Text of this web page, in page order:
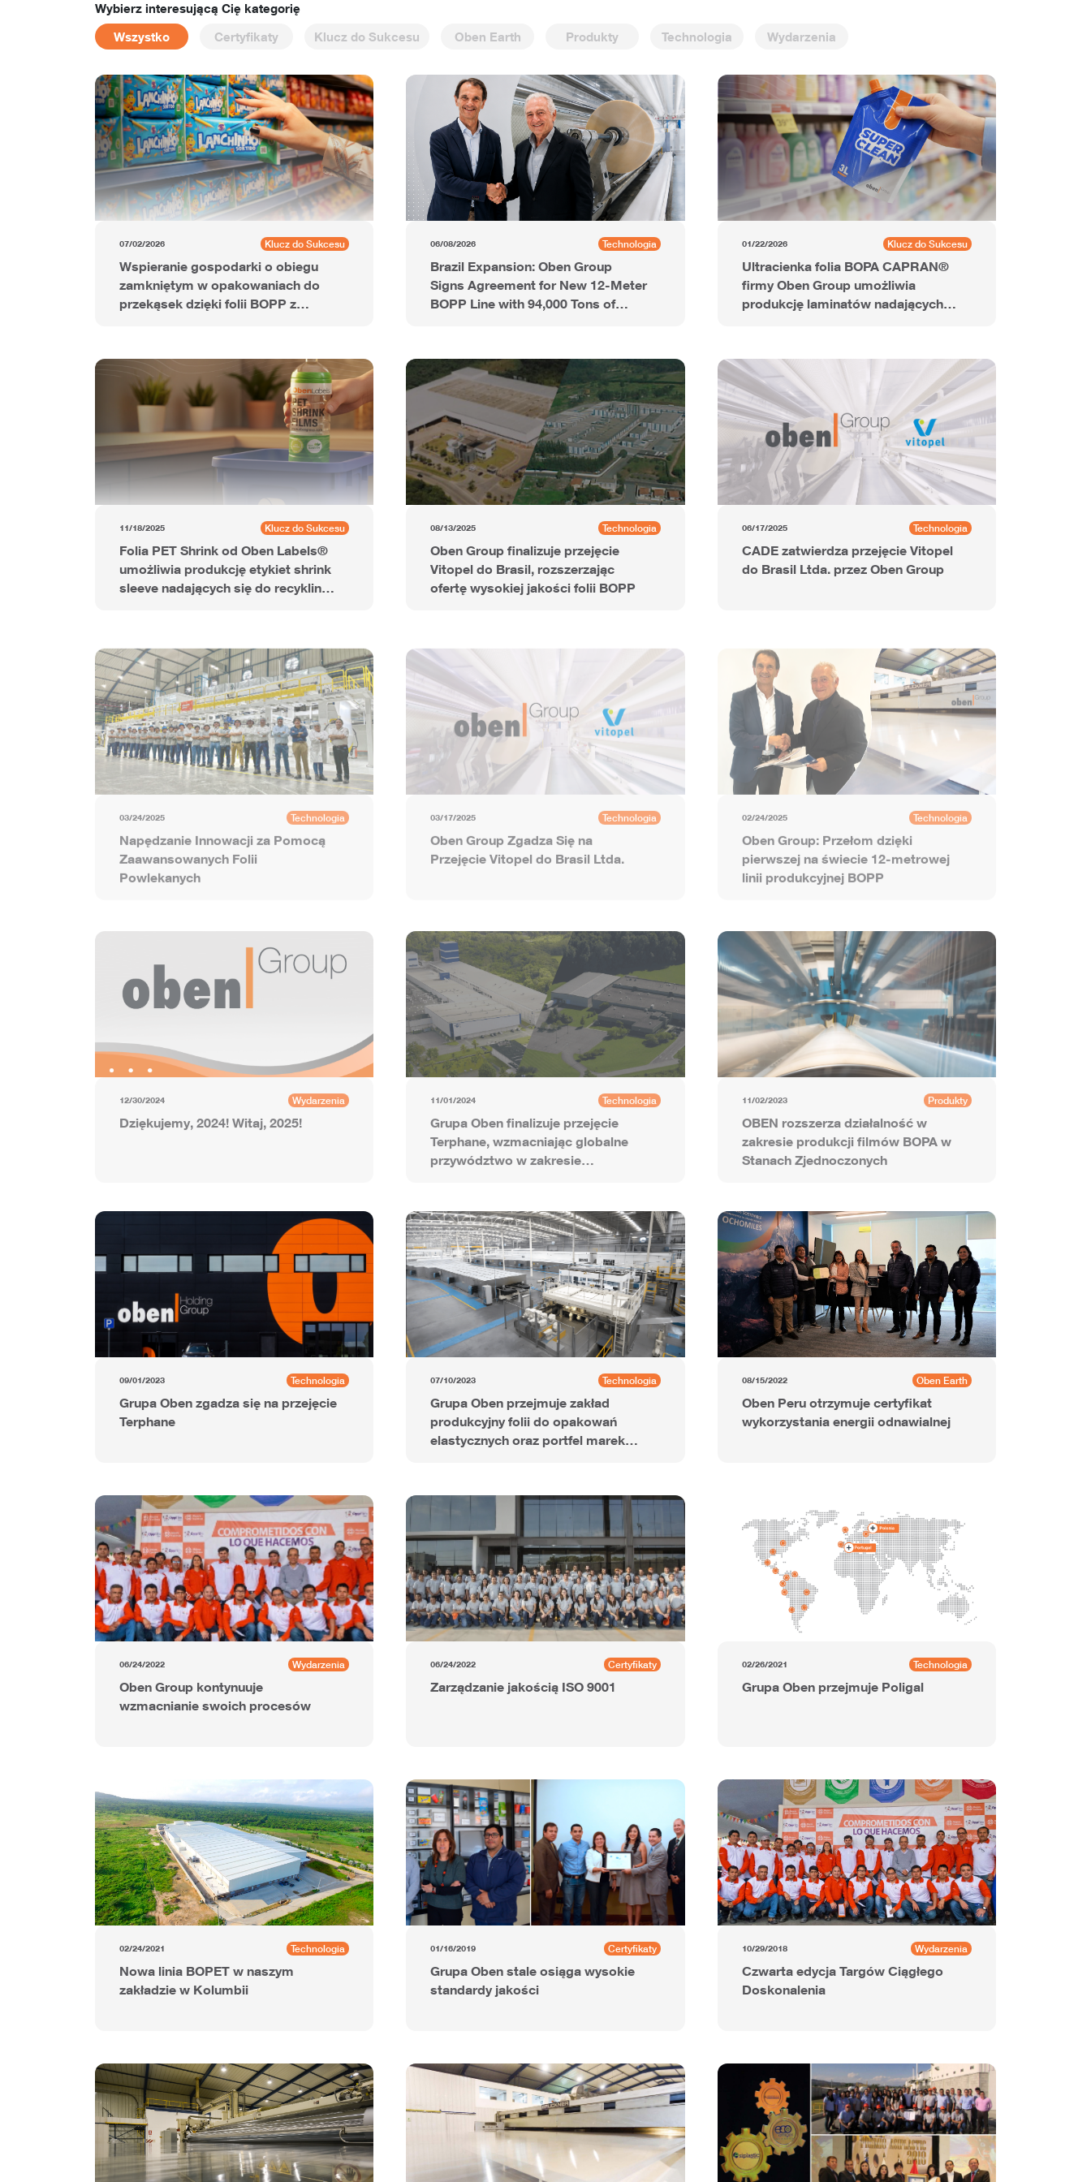
Wybierz interesującą Cię kategorię
Wszystko
Certyfikaty Klucz do Sukcesu Oben Earth Produkty Technologia Wydarzenia
07/02/2026 Klucz do Sukcesu
Wspieranie gospodarki o obiegu
zamkniętym w opakowaniach do
przekąsek dzięki folii BOPP z
06/08/2026 Technologia
Brazil Expansion: Oben Group
Signs Agreement for New 12-Meter
BOPP Line with 94,000 Tons of
01/22/2026 Klucz do Sukcesu
Ultracienka folia BOPA CAPRAN®
firmy Oben Group umożliwia
produkcję laminatów nadających
11/18/2025 Klucz do Sukcesu
Folia PET Shrink od Oben Labels®
umożliwia produkcję etykiet shrink
sleeve nadających się do recyklingu
08/13/2025 Technologia
Oben Group finalizuje przejęcie
Vitopel do Brasil, rozszerzając
ofertę wysokiej jakości folii BOPP
06/17/2025 Technologia
CADE zatwierdza przejęcie Vitopel
do Brasil Ltda. przez Oben Group
Technologia
Napędzanie Innowacji za Pomocą
Zaawansowanych Folii
Powlekanych
Technologia
Oben Group Zgadza Się na
Przejęcie Vitopel do Brasil Ltda.
Technologia
Oben Group: Przełom dzięki
pierwszej na świecie 12-metrowej
linii produkcyjnej BOPP
12/30/2024 Wydarzenia
Dziękujemy, 2024! Witaj, 2025!
11/01/2024 Technologia
Grupa Oben finalizuje przejęcie
Terphane, wzmacniając globalne
przywództwo w zakresie
11/02/2023 Produkty
OBEN rozszerza działalność w
zakresie produkcji filmów BOPA w
Stanach Zjednoczonych
09/01/2023 Technologia
Grupa Oben zgadza się na przejęcie
Terphane
07/10/2023 Technologia
Grupa Oben przejmuje zakład
produkcyjny folii do opakowań
elastycznych oraz portfel marek
08/15/2022 Oben Earth
Oben Peru otrzymuje certyfikat
wykorzystania energii odnawialnej
06/24/2022 Wydarzenia
Oben Group kontynuuje
wzmacnianie swoich procesów
06/24/2022 Certyfikaty
Zarządzanie jakością ISO 9001
02/26/2021 Technologia
Grupa Oben przejmuje Poligal
02/24/2021 Technologia
Nowa linia BOPET w naszym
zakładzie w Kolumbii
01/16/2019 Certyfikaty
Grupa Oben stale osiąga wysokie
standardy jakości
10/29/2018 Wydarzenia
Czwarta edycja Targów Ciągłego
Doskonalenia